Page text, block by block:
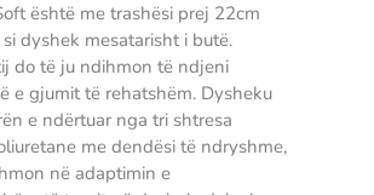
është me trashësi prej 22cm
dyshek mesatarisht i butë.
do të ju ndihmon të ndjeni
e gjumit të rehatshëm. Dysheku
e ndërtuar nga tri shtresa
me dendësi të ndryshme,
në adaptimin e